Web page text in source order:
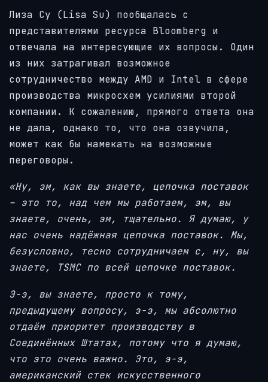
Лиза Су (Lisa Su) пообщалась с
представителями ресурса Bloomberg и
отвечала на интересующие их вопросы. Один
из них затрагивал возможное
сотрудничество между AMD и Intel в сфере
производства микросхем усилиями второй
компании. К сожалению, прямого ответа она
не дала, однако то, что она озвучила,
может как бы намекать на возможные
переговоры.
«Ну, эм, как вы знаете, цепочка поставок
– это то, над чем мы работаем, эм, вы
знаете, очень, эм, тщательно. Я думаю, у
нас очень надёжная цепочка поставок. Мы,
безусловно, тесно сотрудничаем с, ну, вы
знаете, TSMC по всей цепочке поставок.
Э-э, вы знаете, просто к тому,
предыдущему вопросу, э-э, мы абсолютно
отдаём приоритет производству в
Соединённых Штатах, потому что я думаю,
что это очень важно. Это, э-э,
американский стек искусственного